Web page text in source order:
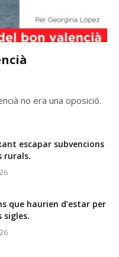
no era una oposició.
escapar subvencions
rurals.
que haurien d’estar per
sigles.